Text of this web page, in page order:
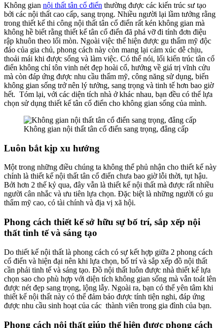
Không gian nội thất tân cổ điển thường được các kiến trúc sư tạo
bởi các nội thất cao cấp, sang trọng. Nhiều người lại lầm tưởng rằng
trong thiết kế thi công nội thất tân cổ điển rất kén không gian mà
không hề biết rằng thiết kế tân cổ điển đã phá vỡ đi tính đơn điệu
rập khuôn theo lối mòn. Ngoài việc thể hiện được gu thẩm mỹ độc
đáo của gia chủ, phong cách này còn mang lại cảm xúc dễ chịu,
thoải mái khi được sống và làm việc. Có thể nói, lối kiến trúc tân cổ
điển không chỉ tôn vinh nét đẹp hoài cổ, hướng về giá trị vĩnh cửu
mà còn đáp ứng được nhu cầu thẩm mỹ, công năng sử dụng, biến
không gian sống trở nên lý tưởng, sang trọng và tinh tế hơn bao giờ
hết. Tóm lại, với các diện tích nhà ở khác nhau, bạn đều có thể lựa
chọn sử dụng thiết kế tân cổ điển cho không gian sống của mình.
Không gian nội thất tân cổ điển sang trọng, đẳng cấp
Luôn bắt kịp xu hướng
Một trong những điều chúng ta không thể phủ nhận cho thiết kế này
chính là thiết kế nội thất tân cổ điển chưa bao giờ lỗi thời, tụt hậu.
Bởi hơn 2 thế kỷ qua, đây vẫn là thiết kế nội thất mà được rất nhiều
người cân nhắc và ưu tiên lựa chọn. Đặc biệt là những người có gu
thẩm mỹ cao, có tài chính và địa vị xã hội.
Phong cách thiết kế sở hữu sự bố trí, sắp xếp nội
thất tinh tế và sáng tạo
Do thiết kế nội thất là phong cách có sự kết hợp giữa 2 phong cách
cổ điển và hiện đại nên khi lựa chọn, bố trí và sắp xếp đồ nội thất
cần phải tinh tế và sáng tạo. Đồ nội thất luôn được nhà thiết kế lựa
chọn sao cho phù hợp với diện tích không gian sống mà vẫn toát lên
được nét đẹp sang trọng, lộng lẫy. Ngoài ra, bạn có thể yên tâm khi
thiết kế nội thất này có thể đảm bảo được tính tiện nghi, đáp ứng
được nhu cầu sinh hoạt của các thành viên trong gia đình của bạn.
Phong cách nội thất giúp thể hiện được phong cách